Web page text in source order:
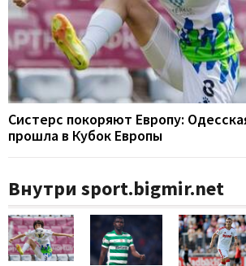
Систерс покоряют Европу:
прошла в Кубок Европы
Внутри sport.bigmir.net